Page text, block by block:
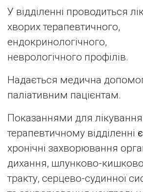
У відділенні проводиться
хворих терапевтичного,
ендокринологічного,
неврологічного профілів.
Надається медична
паліативним пацієнтам.
Показаннями для
терапевтичному відділенні є
хронічні захворювання
дихання, шлунково-
тракту, серцево-судинної